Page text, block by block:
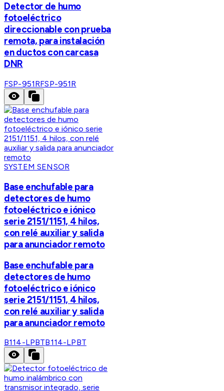
Detector de humo
fotoeléctrico
direccionable con prueba
remota, para instalación
en ductos con carcasa
DNR
FSP-951RFSP-951R
SYSTEM SENSOR
Base enchufable para
detectores de humo
fotoeléctrico e iónico
serie 2151/1151, 4 hilos,
con relé auxiliar y salida
para anunciador remoto
Base enchufable para
detectores de humo
fotoeléctrico e iónico
serie 2151/1151, 4 hilos,
con relé auxiliar y salida
para anunciador remoto
B114-LPBTB114-LPBT